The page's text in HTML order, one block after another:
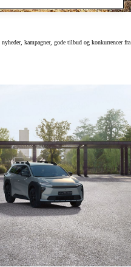
kampagner, gode tilbud og konkurrencer fra